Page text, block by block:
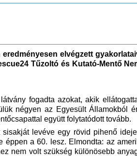
elvégzett
Tűzoltó és Kutató-Mentő
fogadta azokat, akik
négyen az Egyesült Államokból
együtt folytatódott tovább.
levéve egy rövid pihenő
a 60. lesz. Elmondta: az
nem volt szükség különösebb